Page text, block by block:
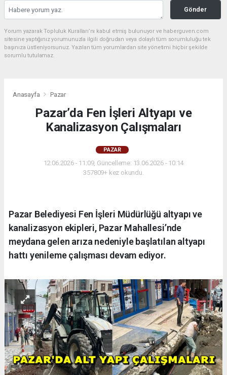
Gönder
Yorum yazarak Topluluk Kuralları’nı kabul etmiş bulunuyor ve haberguven.com
sitesine yaptığınız yorumunuzla ilgili doğrudan veya dolaylı tüm sorumluluğu tek
başınıza üstleniyorsunuz. Yazılan tüm yorumlardan site yönetimi hiçbir şekilde
sorumlu tutulamaz.
Anasayfa Pazar
Pazar’da Fen İşleri Altyapı ve
Kanalizasyon Çalışmaları
PAZAR
12.06.2026 - 11:09, Güncelleme: 13.06.2026 - 10:14
357809+ kez okundu.
Pazar Belediyesi Fen İşleri Müdürlüğü altyapı ve
kanalizasyon ekipleri, Pazar Mahallesi’nde
meydana gelen arıza nedeniyle başlatılan altyapı
hattı yenileme çalışması devam ediyor.